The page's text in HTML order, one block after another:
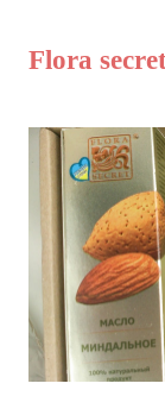
Flora